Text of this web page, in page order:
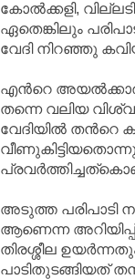
കോല്‍ക്കളി,
ഏതെങ്കിലും
വേദി നിറഞ്ഞു
എന്‍റെ
തന്നെ വലിയ
വേദിയില്‍ തന്‍റെ
അടുത്ത പരിപാടി
ആണെന്ന
തിരശ്ശീല
പാടിതുടങ്ങിയത്